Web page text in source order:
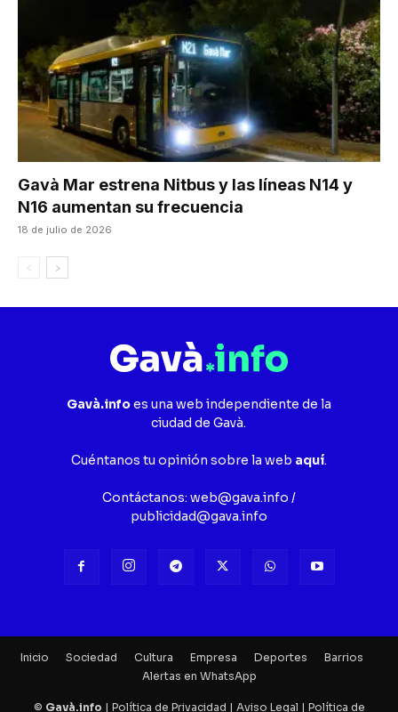
Gavà Mar estrena Nitbus y las líneas N14 y
N16 aumentan su frecuencia
18 de julio de 2026
Gavà.infoes una web independiente de la
ciudad de Gavà.
Cuéntanos tu opinión sobre la web aquí.
Contáctanos: web@gava.info /
publicidad@gava.info
Inicio Sociedad Cultura Empresa Deportes
Barrios
Alertas en WhatsApp
© Gavà.info | Política de Privacidad | Aviso Legal | Política de